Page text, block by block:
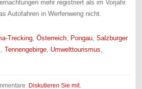
mehr registriert als im Vorjahr.
Autofahren in Werfenweng nicht.
Trecking ,Österreich Pongau ,Salzburger
,Tennengebirge Umwelttourismus
Diskutieren Sie mit.